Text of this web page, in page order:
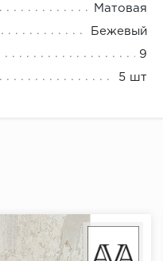
Матовая
Бежевый
9
5 шт